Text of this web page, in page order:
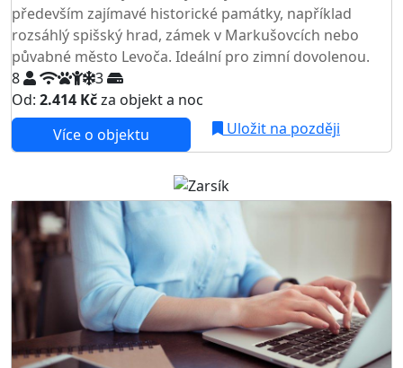
především zajímavé historické památky, například
rozsáhlý spišský hrad, zámek v Markušovcích nebo
půvabné město Levoča. Ideální pro zimní dovolenou.
8
3
Od: 2.414 Kčza objekt a noc
Více o objektu Uložit na později